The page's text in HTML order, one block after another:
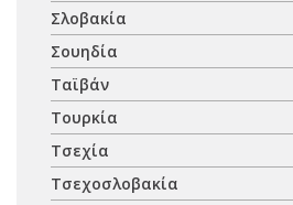
Σλοβακία
Σουηδία
Ταϊβάν
Τουρκία
Τσεχία
Τσεχοσλοβακία